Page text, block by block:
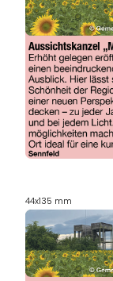
44x135 mm